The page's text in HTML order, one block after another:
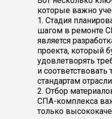
которые важно
1. Стадия
шагом в ремонте
является
проекта, который
удовлетворять
и
стандартам
2. Отбор
СПА-комплекса
только